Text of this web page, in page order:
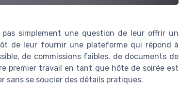
simplement une question de leur offrir un
de leur fournir une plateforme qui répond à
de commissions faibles, de documents de
premier travail en tant que hôte de soirée est
sans se soucier des détails pratiques.